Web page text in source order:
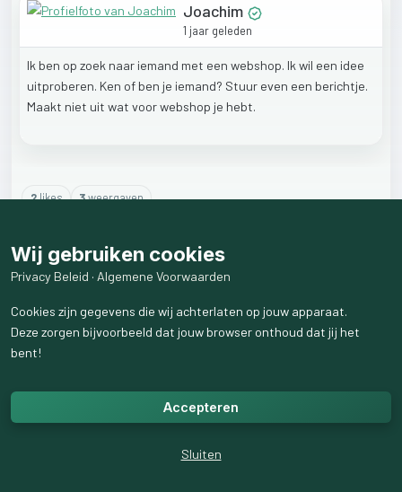
Joachim
1 jaar geleden
Ik ben op zoek naar iemand met een webshop. Ik wil een idee
uitproberen. Ken of ben je iemand? Stuur even een berichtje.
Maakt niet uit wat voorwebshop je hebt.
2likes 3weergaven
Wij gebruiken cookies
Privacy Beleid · Algemene Voorwaarden
Cookies zijn gegevens die wij achterlaten op jouw apparaat.
Deze zorgen bijvoorbeeld dat jouw browser onthoud dat jij het
bent!
Accepteren
Sluiten